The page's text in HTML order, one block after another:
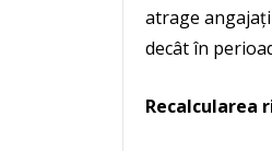
atrage
decât în
Recalcularea